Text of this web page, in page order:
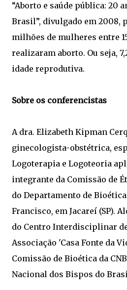
“Aborto e saúde pública: 20
Brasil”, divulgado em 2008,
milhões de mulheres entre
realizaram aborto. Ou seja,
idade reprodutiva.
Sobre os conferencistas
A dra. Elizabeth Kipman
ginecologista-obstétrica,
Logoterapia e Logoteoria
integrante da Comissão de
do Departamento de
Francisco, em Jacareí (SP).
do Centro Interdisciplinar
Associação 'Casa Fonte da
Comissão de Bioética da
Nacional dos Bispos do